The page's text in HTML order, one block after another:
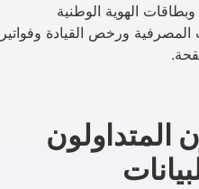
الهوية الوطنية
ورخص القيادة وفواتير